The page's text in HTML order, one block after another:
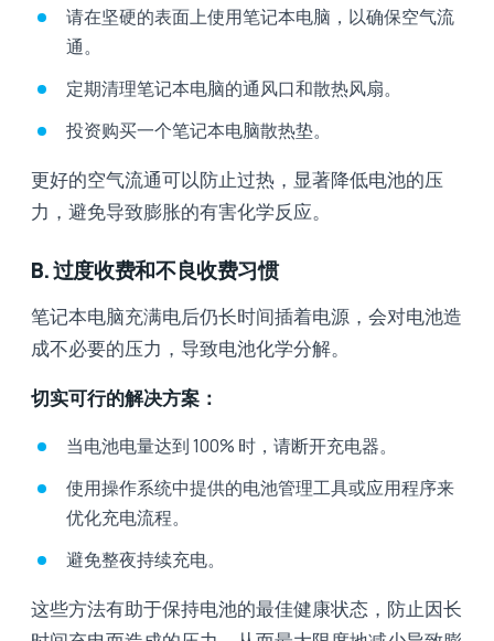
请在坚硬的表面上使用笔记本电脑，以确保空气流
通。
定期清理笔记本电脑的通风口和散热风扇。
投资购买一个笔记本电脑散热垫。
更好的空气流通可以防止过热，显著降低电池的压
力，避免导致膨胀的有害化学反应。
B. 过度收费和不良收费习惯
笔记本电脑充满电后仍长时间插着电源，会对电池造
成不必要的压力，导致电池化学分解。
切实可行的解决方案：
当电池电量达到 100% 时，请断开充电器。
使用操作系统中提供的电池管理工具或应用程序来
优化充电流程。
避免整夜持续充电。
这些方法有助于保持电池的最佳健康状态，防止因长